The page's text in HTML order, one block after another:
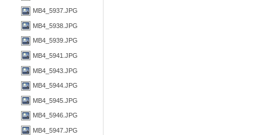
MB4_5937.JPG
MB4_5938.JPG
MB4_5939.JPG
MB4_5941.JPG
MB4_5943.JPG
MB4_5944.JPG
MB4_5945.JPG
MB4_5946.JPG
MB4_5947.JPG